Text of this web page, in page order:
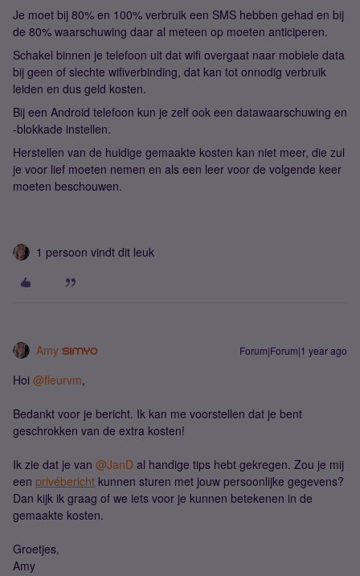
Je moet bij 80% en 100% verbruik een SMS hebben gehad en bij
de 80% waarschuwing daar al meteen op moeten anticiperen.
Schakel binnen je telefoon uit dat wifi overgaat naar mobiele data
bij geen of slechte wifiverbinding, dat kan tot onnodig verbruik
leiden en dus geld kosten.
Bij een Android telefoon kun je zelf ook een datawaarschuwing en
-blokkade instellen.
Herstellen van de huidige gemaakte kosten kan niet meer, die zul
je voor lief moeten nemen en als een leer voor de volgende keer
moeten beschouwen.
1 persoon vindt dit leuk
Amy Forum|Forum|1 year ago
Hoi ​ @fleurvm,
Bedankt voor je bericht. Ik kan me voorstellen dat je bent
geschrokken van de extra kosten!
Ik zie dat je van ​ @JanD al handige tips hebt gekregen. Zou je mij
een privébericht kunnen sturen met jouw persoonlijke gegevens?
Dan kijk ik graag of we iets voor je kunnen betekenen in de
gemaakte kosten.
Groetjes,
Amy